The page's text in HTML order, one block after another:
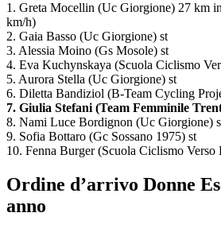
1. Greta Mocellin (Uc Giorgione) 27 km
km/h)
2. Gaia Basso (Uc Giorgione) st
3. Alessia Moino (Gs Mosole) st
4. Eva Kuchynskaya (Scuola Ciclismo
5. Aurora Stella (Uc Giorgione) st
6. Diletta Bandiziol (B-Team Cycling
7. Giulia Stefani (Team Femminile
8. Nami Luce Bordignon (Uc Giorgione)
9. Sofia Bottaro (Gc Sossano 1975) st
10. Fenna Burger (Scuola Ciclismo Verso
Ordine d’arrivo Donne
anno